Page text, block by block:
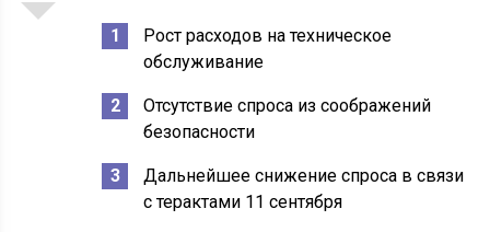
Рост расходов на техническое
обслуживание
Отсутствие спроса из соображений
безопасности
Дальнейшее снижение спроса в связи
с терактами 11 сентября